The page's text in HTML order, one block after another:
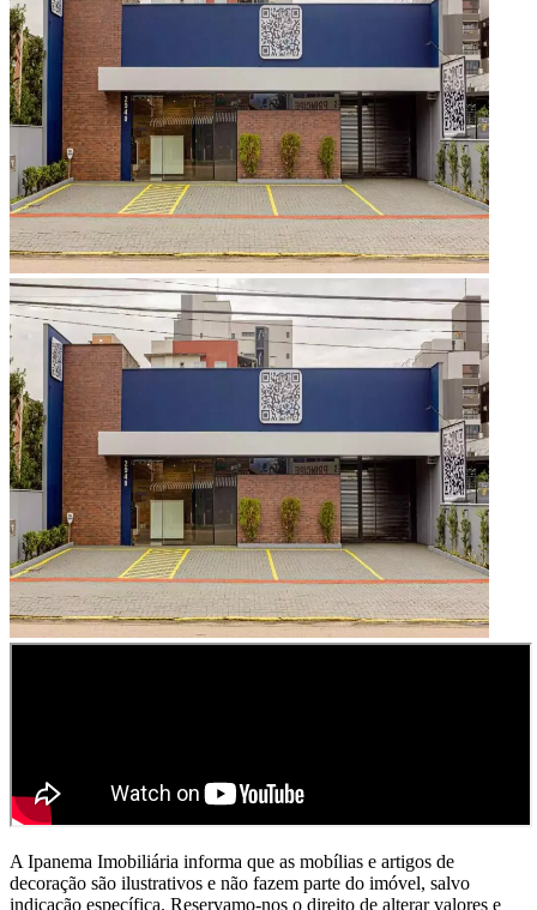
A Ipanema Imobiliária informa que as mobílias e artigos de
decoração são ilustrativos e não fazem parte do imóvel, salvo
indicação específica. Reservamo-nos o direito de alterar valores e